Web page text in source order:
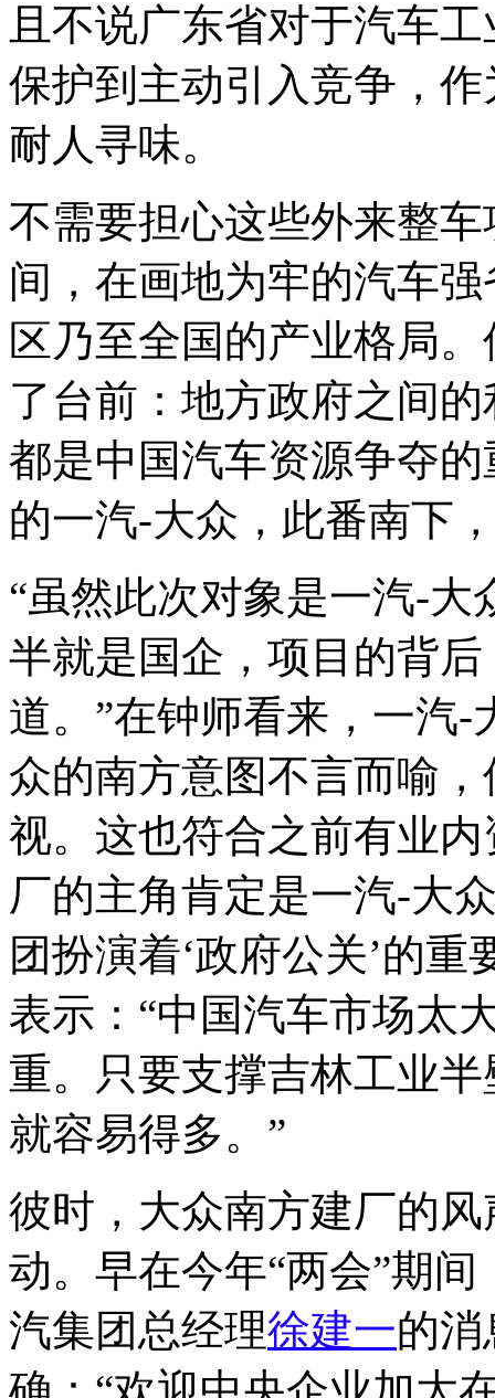
且不说广东省对于汽车
保护到主动引入竞争，
耐人寻味。
不需要担心这些外来整
间，在画地为牢的汽车
区乃至全国的产业格局
了台前：地方政府之间
都是中国汽车资源争夺
的一汽-大众，此番南下
“虽然此次对象是一汽-
半就是国企，项目的背
道。”在钟师看来，一汽
众的南方意图不言而喻
视。这也符合之前有业
厂的主角肯定是一汽-大
团扮演着‘政府公关’的
表示：“中国汽车市场太
重。只要支撑吉林工业
就容易得多。”
彼时，大众南方建厂的
动。早在今年“两会”期
汽集团总经理徐建一的